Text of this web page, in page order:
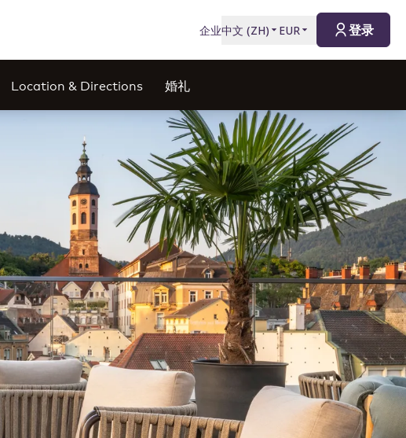
企业中文 (ZH) EUR 登录
Location & Directions 婚礼